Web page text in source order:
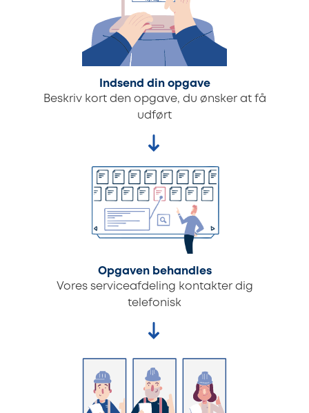
Indsend din opgave
Beskriv kort den opgave, du ønsker at få
udført
Opgaven behandles
Vores serviceafdeling kontakter dig
telefonisk